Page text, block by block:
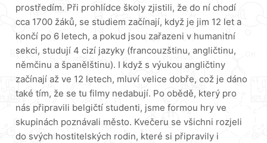
prostředím. Při prohlídce školy zjistili, že do ní chodí
cca 1700 žáků, se studiem začínají, když je jim 12 let a
končí po 6 letech, a pokud jsou zařazeni v humanitní
sekci, studují 4 cizí jazyky (francouzštinu, angličtinu,
němčinu a španělštinu). I když s výukou angličtiny
začínají až ve 12 letech, mluví velice dobře, což je dáno
také tím, že se tu filmy nedabují. Po obědě, který pro
nás připravili belgičtí studenti, jsme formou hry ve
skupinách poznávali město. Kvečeru se všichni rozjeli
do svých hostitelských rodin, které si připravily i